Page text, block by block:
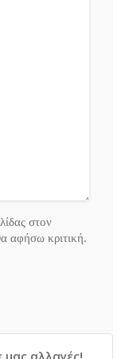
στον
αφήσω κριτική.
μας αλλαγές!